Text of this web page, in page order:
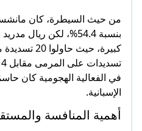
من حيث السيطرة، كان
بنسبة 54.4%، لكن
في الفعالية الهجومية كان
الإسبانية.
أهمية المنافسة